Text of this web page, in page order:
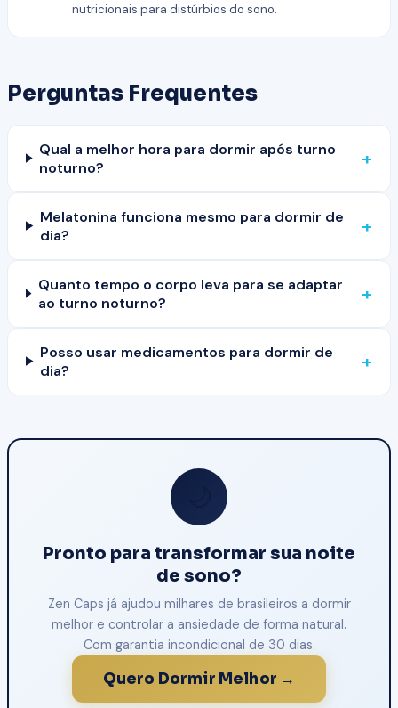
nutricionais para distúrbios do sono.
Perguntas Frequentes
Qual a melhor hora para dormir após turno
noturno?
+
Melatonina funciona mesmo para dormir de
dia?
+
Quanto tempo o corpo leva para se adaptar
ao turno noturno?
+
Posso usar medicamentos para dormir de
dia?
+
Pronto para transformar sua noite
de sono?
Zen Caps já ajudou milhares de brasileiros a dormir
melhor e controlar a ansiedade de forma natural.
Com garantia incondicional de 30 dias.
Quero Dormir Melhor →